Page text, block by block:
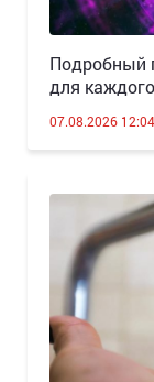
Подробный
для
07.08.2026 12:04